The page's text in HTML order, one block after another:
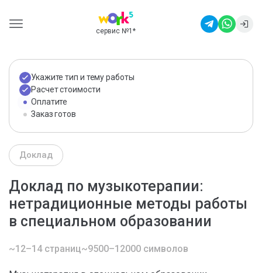
сервис №1 *
Укажите тип и тему работы
Расчет стоимости
Оплатите
Заказ готов
Доклад
Доклад по музыкотерапии:
нетрадиционные методы работы
в специальном образовании
~12–14 страниц~9500–12000 символов